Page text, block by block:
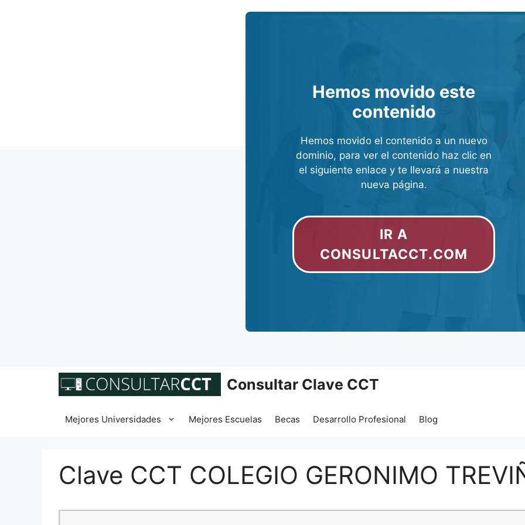
Hemos movido este
contenido
Hemos movido el contenido a un nuevo
dominio, para ver el contenido haz clic en
el siguiente enlace y te llevará a nuestra
nueva página.
IR A
CONSULTACCT.COM
Consultar Clave CCT
Mejores Universidades Mejores Escuelas Becas Desarrollo Profesional Blog
Clave CCT COLEGIO GERONIMO